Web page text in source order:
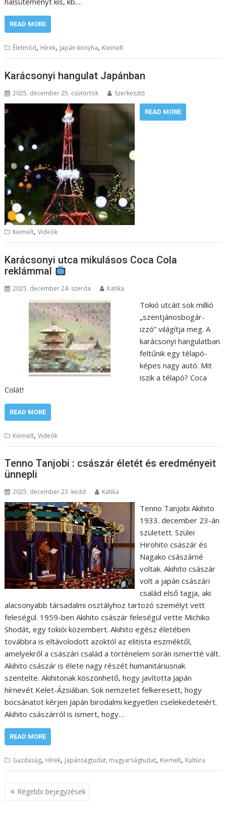
READ MORE
Életmód, Hírek, Japán konyha, Kiemelt
Karácsonyi hangulat Japánban
2025. december 25. csütörtök Szerkesztő
READ MORE
Kiemelt,Videók
Karácsonyi utca mikulásos Coca Cola
reklámmal
2025. december 24. szerda Katika
Tokió utcáit sok millió
„szentjánosbogár-
izzó” világítja meg. A
karácsonyi hangulatban
feltűnik egy télapó-
képes nagy autó. Mit
iszik a télapó? Coca
Colát!
READ MORE
Kiemelt,Videók
Tenno Tanjobi : császár életét és eredményeit
ünnepli
2025. december 23. kedd Katika
Tenno Tanjobi Akihito
1933. december 23-án
született. Szülei
Hirohito császár és
Nagako császárné
voltak. Akihito császár
volt a japán császári
család első tagja, aki
alacsonyabb társadalmi osztályhoz tartozó személyt vett
feleségül. 1959-ben Akihito császár feleségül vette Michiko
Shodát, egy tokiói közembert. Akihito egész életében
továbbra is eltávolodott azoktól az elitista eszméktől,
amelyekről a császári család a történelem során ismertté vált.
Akihito császár is élete nagy részét humanitáriusnak
szentelte. Akihitonak köszönhető, hogy javította Japán
hírnevét Kelet-Ázsiában. Sok nemzetet felkeresett, hogy
bocsánatot kérjen Japán birodalmi kegyetlen cselekedeteiért.
Akihito császárról is ismert, hogy…
READ MORE
Gazdaság, Hírek, Japánságtudat, magyarságtudat, Kiemelt, Kultúra
B
e
Régebbi bejegyzések